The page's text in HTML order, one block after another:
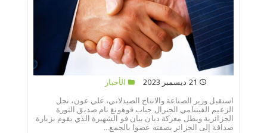
الأخبار
استقبل وزير الصناعة والانتاج الصيدلاني، علي عون، نجل
الزعيم الفيتنامي الجنرال جياب فوهونغ نام صديق الثورة
الجزائرية وبطل معركة ديان بيان فو الشهيرة الذي يقوم بزيارة
صداقة إلى الجزائر بصفته عضوا بالجمع...